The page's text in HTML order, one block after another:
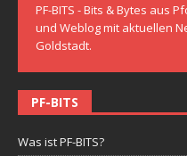
PF-BITS - Bits & Bytes aus
und Weblog mit aktuellen
Goldstadt.
PF-BITS
Was ist PF-BITS?